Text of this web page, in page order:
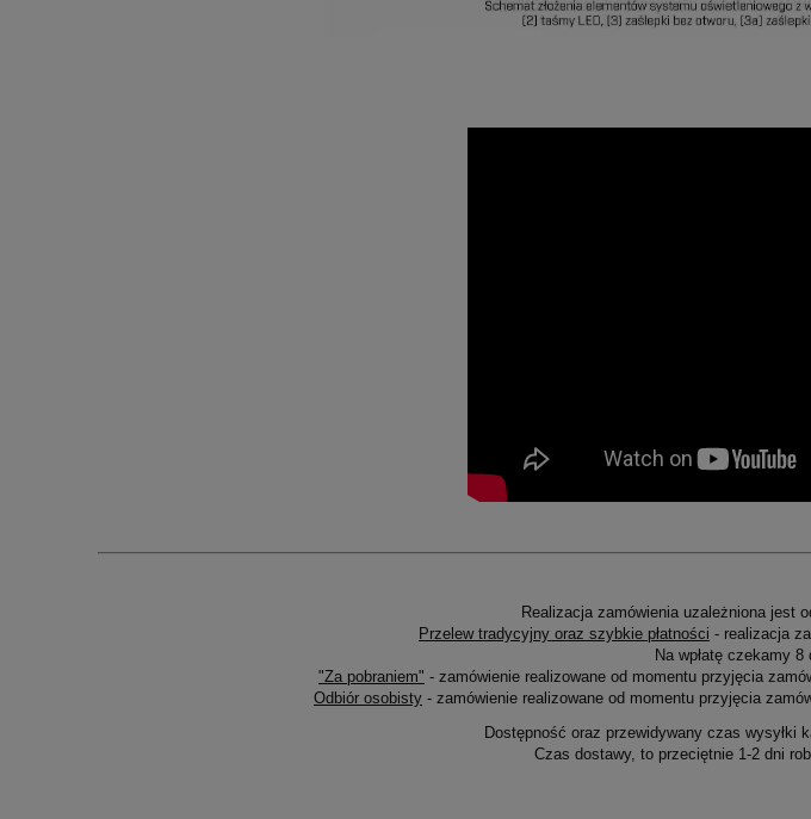
Realizacja zamówienia uzależniona jest
Przelew tradycyjny oraz szybkie płatności - realizacja
Na wpłatę czekamy 8
"Za pobraniem" - zamówienie realizowane od momentu przyjęcia
Odbiór osobisty - zamówienie realizowane od momentu przyjęcia
Dostępność oraz przewidywany czas wysyłki
Czas dostawy, to przeciętnie 1-2 dni